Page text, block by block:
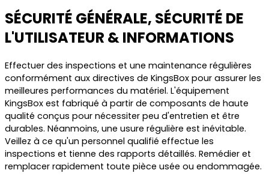
SÉCURITÉ GÉNÉRALE, SÉCURITÉ DE
L'UTILISATEUR & INFORMATIONS
Effectuer des inspections et une maintenance régulières
conformément aux directives de KingsBox pour assurer les
meilleures performances du matériel. L'équipement
KingsBox est fabriqué à partir de composants de haute
qualité conçus pour nécessiter peu d'entretien et être
durables. Néanmoins, une usure régulière est inévitable.
Veillez à ce qu'un personnel qualifié effectue les
inspections et tienne des rapports détaillés. Remédier et
remplacer rapidement toute pièce usée ou endommagée.